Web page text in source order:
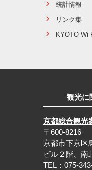
統計情報
リンク集
KYOTO Wi-
観光に
京都総合観光
〒600-8216
京都市下京区
ビル２階、南
TEL：075-